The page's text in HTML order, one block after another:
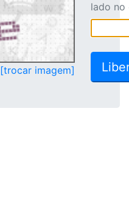
[trocar imagem]
lado no